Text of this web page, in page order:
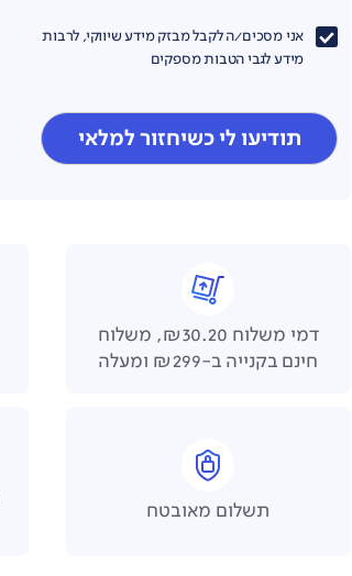
אני מסכים/ה לקבל מבזק מידע שיווקי, לרבות
מידע לגבי הטבות מספקים
תודיעו לי כשיחזור למלאי
דמי משלוח ₪30.20, משלוח
חינם בקנייה ב-₪299 ומעלה
תשלום מאובטח